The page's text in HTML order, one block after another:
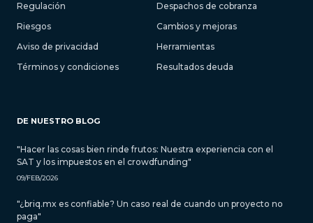
Regulación
Riesgos
Aviso de privacidad
Términos y condiciones
Despachos de cobranza
Cambios y mejoras
Herramientas
Resultados deuda
DE NUESTRO BLOG
"Hacer las cosas bien rinde frutos: Nuestra experiencia con el
SAT y los impuestos en el crowdfunding"
09/FEB/2026
"¿briq.mx es confiable? Un caso real de cuando un proyecto no
paga"